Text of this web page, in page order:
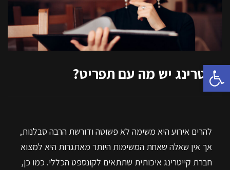
קייטרינג יש מה עם תפריט?
להרים אירוע היא משימה לא פשוטה ודורשת הרבה סבלנות,
אך אין שאלה שאחת המשימות היותר מאתגרות היא למצוא
חברת קייטרינג איכותית שתתאים לקונספט הכללי. כמו כן,
פתח סרגל נגישות